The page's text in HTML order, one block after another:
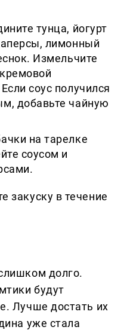
тунца, йогурт
лимонный
Измельчите
соус получился
добавьте чайную
на тарелке
соусом и
закуску в течение
долго.
будут
Лучше достать их
уже стала